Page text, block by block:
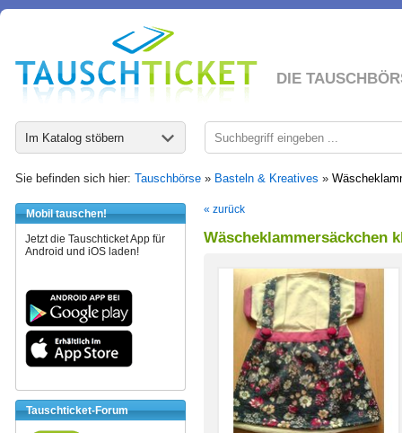
DIE
Im Katalog stöbern
Sie befinden sich hier: Tauschbörse » Basteln & Kreatives »
Mobil tauschen!
Jetzt die Tauschticket App für
Android und iOS laden!
Tauschticket-Forum
« zurück
Wäscheklammersäckchen